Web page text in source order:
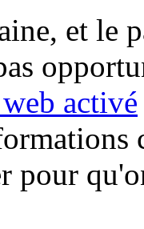
et le
activé
pour